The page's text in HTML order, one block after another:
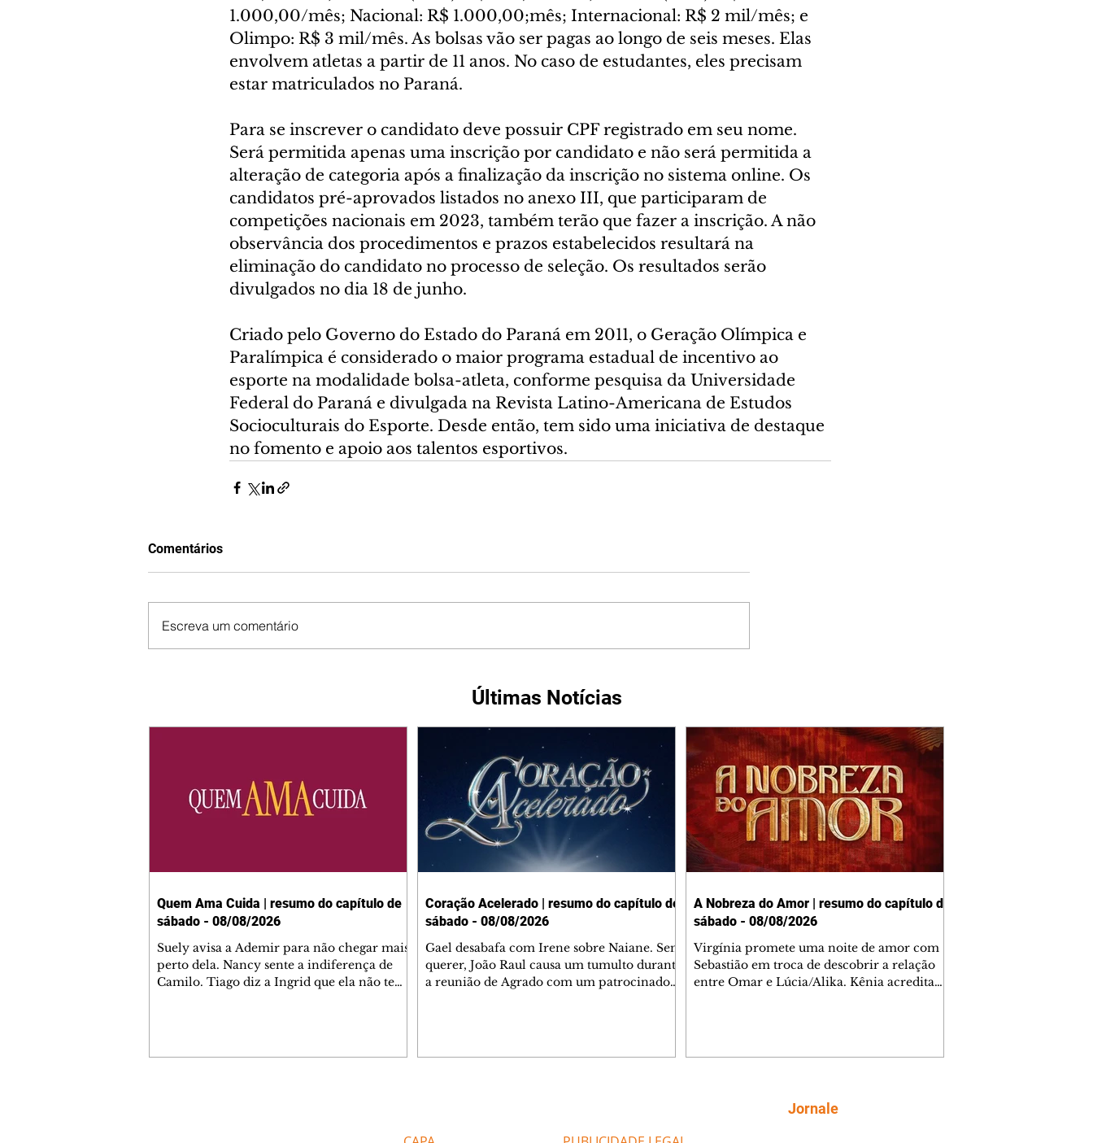
1.000,00/mês; Nacional: R$ 1.000,00;mês; Internacional: R$ 2 mil/mês; e
Olimpo: R$ 3 mil/mês. As bolsas vão ser pagas ao longo de seis meses. Elas
envolvem atletas a partir de 11 anos. No caso de estudantes, eles precisam
estar matriculados no Paraná.
Para se inscrever o candidato deve possuir CPF registrado em seu nome.
Será permitida apenas uma inscrição por candidato e não será permitida a
alteração de categoria após a finalização da inscrição no sistema online. Os
candidatos pré-aprovados listados no anexo III, que participaram de
competições nacionais em 2023, também terão que fazer a inscrição. A não
observância dos procedimentos e prazos estabelecidos resultará na
eliminação do candidato no processo de seleção. Os resultados serão
divulgados no dia 18 de junho.
Criado pelo Governo do Estado do Paraná em 2011, o Geração Olímpica e
Paralímpica é considerado o maior programa estadual de incentivo ao
esporte na modalidade bolsa-atleta, conforme pesquisa da Universidade
Federal do Paraná e divulgada na Revista Latino-Americana de Estudos
Socioculturais do Esporte. Desde então, tem sido uma iniciativa de destaque
no fomento e apoio aos talentos esportivos.
Comentários
Escreva um comentário
Últimas Notícias
Quem Ama Cuida | resumo do capítulo de
sábado - 08/08/2026
Suely avisa a Ademir para não chegar mais
perto dela. Nancy sente a indiferença de
Camilo. Tiago diz a Ingrid que ela não tem
que está feliz trabalhando no restaurante de
Coração Acelerado | resumo do capítulo de
sábado - 08/08/2026
Gael desabafa com Irene sobre Naiane. Sem
querer, João Raul causa um tumulto durante
a reunião de Agrado com um patrocinador.
termina o relacionamento dos dois.
A Nobreza do Amor | resumo do capítulo de
sábado - 08/08/2026
Virgínia promete uma noite de amor com
Sebastião em troca de descobrir a relação
entre Omar e Lúcia/Alika. Kênia acredita
comentam sobre a possível jazida de
tungstênio na região. Virgínia provoca
Jornale